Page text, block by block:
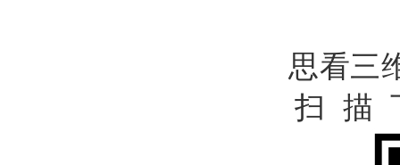
思看三
扫 描